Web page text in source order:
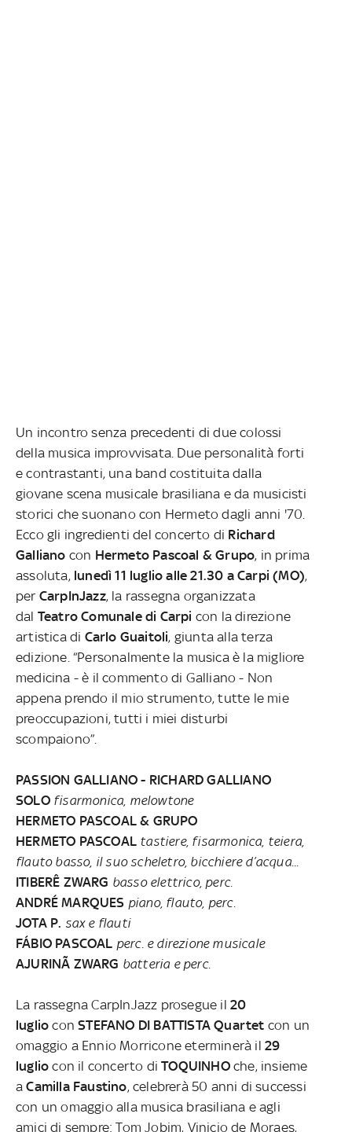
Un incontro senza precedenti di due colossi
della musica improvvisata. Due personalità forti
e contrastanti, una band costituita dalla
giovane scena musicale brasiliana e da musicisti
storici che suonano con Hermeto dagli anni '70.
Ecco gli ingredienti del concerto di Richard
Galliano con Hermeto Pascoal & Grupo, in prima
assoluta, lunedì 11 luglio alle 21.30 a Carpi (MO),
per CarpInJazz, la rassegna organizzata
dal Teatro Comunale di Carpi con la direzione
artistica di Carlo Guaitoli, giunta alla terza
edizione. “Personalmente la musica è la migliore
medicina - è il commento di Galliano - Non
appena prendo il mio strumento, tutte le mie
preoccupazioni, tutti i miei disturbi
scompaiono”.
PASSION GALLIANO - RICHARD GALLIANO
SOLO fisarmonica, melowtone
HERMETO PASCOAL & GRUPO
HERMETO PASCOAL tastiere, fisarmonica, teiera,
flauto basso, il suo scheletro, bicchiere d’acqua...
ITIBERÊ ZWARG basso elettrico, perc.
ANDRÉ MARQUES piano, flauto, perc.
JOTA P. sax e flauti
FÁBIO PASCOAL perc. e direzione musicale
AJURINÃ ZWARG batteria e perc.
La rassegna CarpInJazz prosegue il 20
luglio conSTEFANO DI BATTISTA Quartet con un
omaggio a Ennio Morricone eterminerà il29
luglio con il concerto diTOQUINHOche, insieme
aCamilla Faustino, celebrerà 50 anni di successi
con un omaggio alla musica brasiliana e agli
amici di sempre: Tom Jobim, Vinicio de Moraes,